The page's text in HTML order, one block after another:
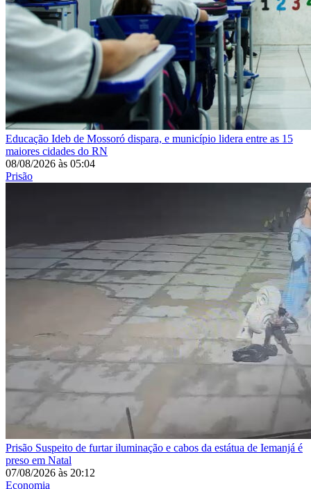
Educação Ideb de Mossoró dispara, e município lidera entre as 15
maiores cidades do RN
08/08/2026 às 05:04
Prisão
Prisão Suspeito de furtar iluminação e cabos da estátua de Iemanjá é
preso em Natal
07/08/2026 às 20:12
Economia